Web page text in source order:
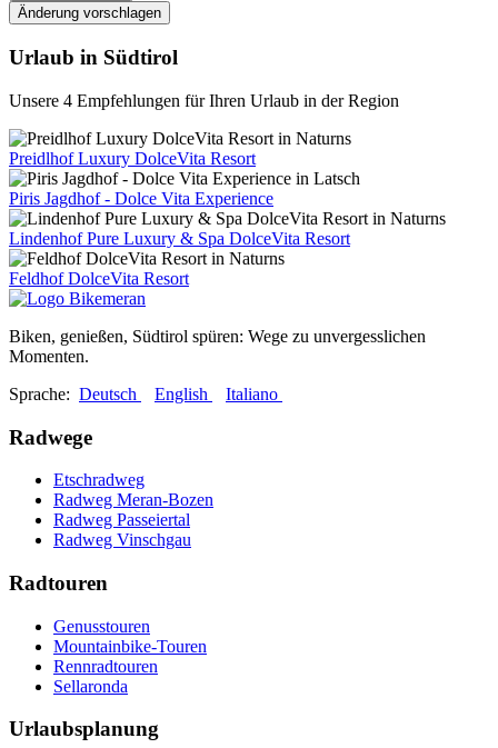
Änderung vorschlagen
Urlaub in Südtirol
Unsere 4 Empfehlungen für Ihren Urlaub in der Region
Preidlhof Luxury DolceVita Resort
Piris Jagdhof - Dolce Vita Experience
Lindenhof Pure Luxury & Spa DolceVita Resort
Feldhof DolceVita Resort
Biken, genießen, Südtirol spüren: Wege zu unvergesslichen
Momenten.
Sprache: Deutsch English Italiano
Radwege
Etschradweg
Radweg Meran-Bozen
Radweg Passeiertal
Radweg Vinschgau
Radtouren
Genusstouren
Mountainbike-Touren
Rennradtouren
Sellaronda
Urlaubsplanung